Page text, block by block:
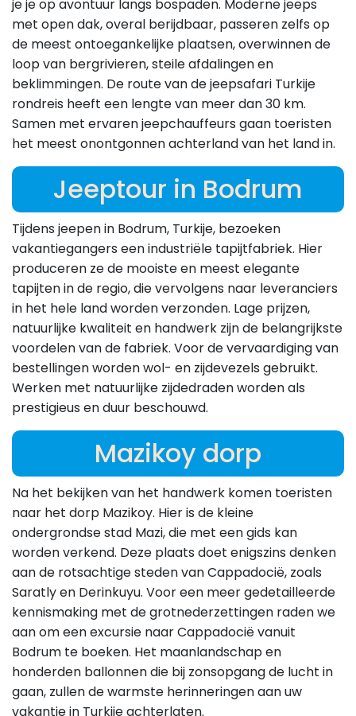
je je op avontuur langs bospaden. Moderne jeeps
met open dak, overal berijdbaar, passeren zelfs op
de meest ontoegankelijke plaatsen, overwinnen de
loop van bergrivieren, steile afdalingen en
beklimmingen. De route van de jeepsafari Turkije
rondreis heeft een lengte van meer dan 30 km.
Samen met ervaren jeepchauffeurs gaan toeristen
het meest onontgonnen achterland van het land in.
Jeeptour in Bodrum
Tijdens jeepen in Bodrum, Turkije, bezoeken
vakantiegangers een industriële tapijtfabriek. Hier
produceren ze de mooiste en meest elegante
tapijten in de regio, die vervolgens naar leveranciers
in het hele land worden verzonden. Lage prijzen,
natuurlijke kwaliteit en handwerk zijn de belangrijkste
voordelen van de fabriek. Voor de vervaardiging van
bestellingen worden wol- en zijdevezels gebruikt.
Werken met natuurlijke zijdedraden worden als
prestigieus en duur beschouwd.
Mazikoy dorp
Na het bekijken van het handwerk komen toeristen
naar het dorp Mazikoy. Hier is de kleine
ondergrondse stad Mazi, die met een gids kan
worden verkend. Deze plaats doet enigszins denken
aan de rotsachtige steden van Cappadocië, zoals
Saratly en Derinkuyu. Voor een meer gedetailleerde
kennismaking met de grotnederzettingen raden we
aan om een excursie naar Cappadocië vanuit
Bodrum te boeken. Het maanlandschap en
honderden ballonnen die bij zonsopgang de lucht in
gaan, zullen de warmste herinneringen aan uw
vakantie in Turkije achterlaten.